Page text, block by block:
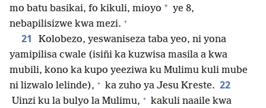
mo batu basikai, fo kikuli, mioyo * ye 8,
nebapilisizwe kwa mezi. +
21
Kolobezo, yeswaniseza taba yeo, ni yona
yamipilisa cwale (isiñi ka kuzwisa masila a kwa
mubili, kono ka kupo yeeziwa ku Mulimu kuli mube
ni lizwalo lelinde), + ka zuho ya Jesu Kreste. 22
Uinzi ku la bulyo la Mulimu, + kakuli naaile kwa